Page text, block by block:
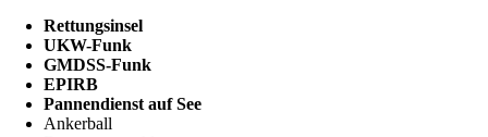
Rettungsinsel
UKW-Funk
GMDSS-Funk
EPIRB
Pannendienst auf See
Ankerball